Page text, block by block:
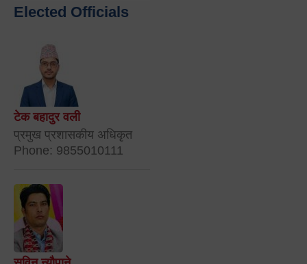
Elected Officials
टेक बहादुर वली
प्रमुख प्रशासकीय अधिकृत
Phone: 9855010111